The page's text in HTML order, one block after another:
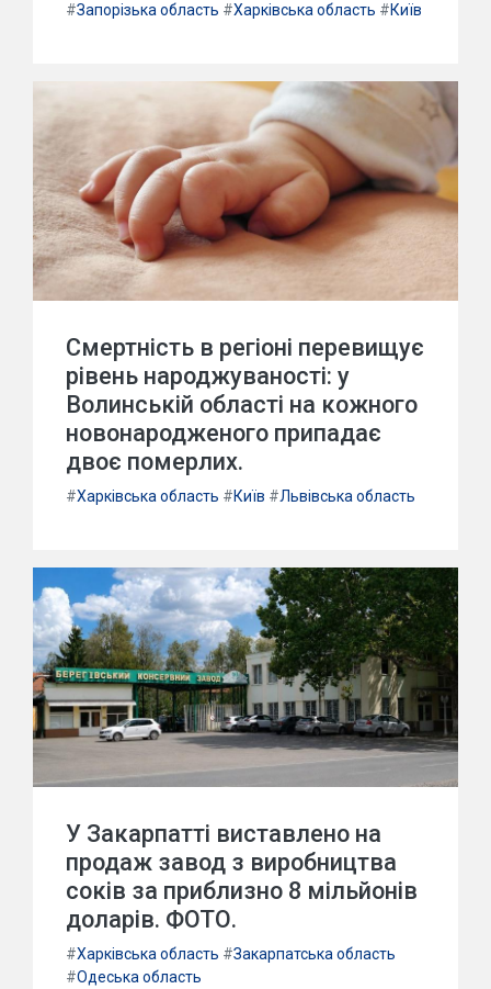
#Запорізька область #Харківська область #Київ
Смертність в регіоні перевищує
рівень народжуваності: у
Волинській області на кожного
новонародженого припадає
двоє померлих.
#Харківська область #Київ #Львівська область
У Закарпатті виставлено на
продаж завод з виробництва
соків за приблизно 8 мільйонів
доларів. ФОТО.
#Харківська область #Закарпатська область
#Одеська область